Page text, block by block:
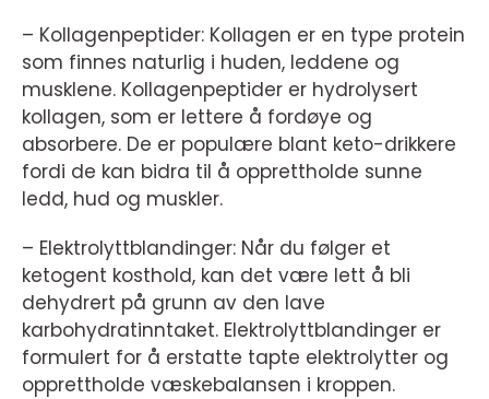
– Kollagenpeptider: Kollagen er en type protein
som finnes naturlig i huden, leddene og
musklene. Kollagenpeptider er hydrolysert
kollagen, som er lettere å fordøye og
absorbere. De er populære blant keto-drikkere
fordi de kan bidra til å opprettholde sunne
ledd, hud og muskler.
– Elektrolyttblandinger: Når du følger et
ketogent kosthold, kan det være lett å bli
dehydrert på grunn av den lave
karbohydratinntaket. Elektrolyttblandinger er
formulert for å erstatte tapte elektrolytter og
opprettholde væskebalansen i kroppen.